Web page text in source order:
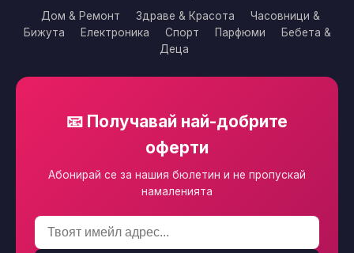
Дом & Ремонт Здраве & Красота
Часовници &
Бижута
Електроника Спорт Парфюми
Бебета &
Деца
📧 Получавай най-добрите
оферти
Абонирай се за нашия бюлетин и не пропускай
намаленията